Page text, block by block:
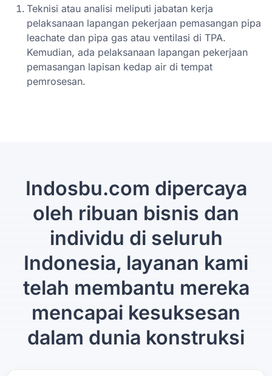
Teknisi atau analisi meliputi jabatan kerja
pelaksanaan lapangan pekerjaan pemasangan pipa
leachate dan pipa gas atau ventilasi di TPA.
Kemudian, ada pelaksanaan lapangan pekerjaan
pemasangan lapisan kedap air di tempat
pemrosesan.
Indosbu.com dipercaya
oleh ribuan bisnis dan
individu di seluruh
Indonesia, layanan kami
telah membantu mereka
mencapai kesuksesan
dalam dunia konstruksi